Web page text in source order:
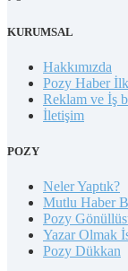
KURUMSAL
Hakkımızda
Pozy Haber
Reklam ve İş
İletişim
POZY
Neler Yaptık?
Mutlu Haber
Pozy
Yazar Olmak
Pozy Dükkan